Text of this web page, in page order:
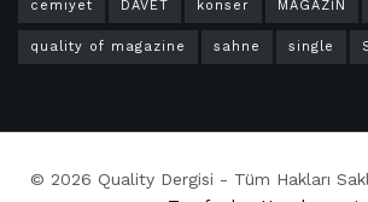
cemiyet DAVET konser MAGAZİN
quality of magazine sahne single
© 2026 Quality Dergisi - Tüm Hakları